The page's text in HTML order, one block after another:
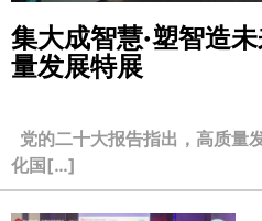
集大成智慧·塑智造
量发展特展
党的二十大报告指出，高质量
化国[…]